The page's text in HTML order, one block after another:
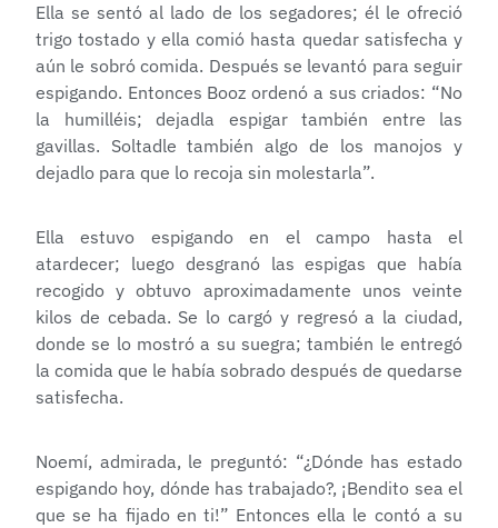
Ella se sentó al lado de los segadores; él le ofreció
trigo tostado y ella comió hasta quedar satisfecha y
aún le sobró comida. Después se levantó para seguir
espigando. Entonces Booz ordenó a sus criados: “No
la humilléis; dejadla espigar también entre las
gavillas. Soltadle también algo de los manojos y
dejadlo para que lo recoja sin molestarla”.
Ella estuvo espigando en el campo hasta el
atardecer; luego desgranó las espigas que había
recogido y obtuvo aproximadamente unos veinte
kilos de cebada. Se lo cargó y regresó a la ciudad,
donde se lo mostró a su suegra; también le entregó
la comida que le había sobrado después de quedarse
satisfecha.
Noemí, admirada, le preguntó: “¿Dónde has estado
espigando hoy, dónde has trabajado?, ¡Bendito sea el
que se ha fijado en ti!” Entonces ella le contó a su